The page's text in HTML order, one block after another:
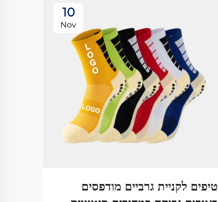
10
Nov
טיפים לקניית גרביים מודפסים